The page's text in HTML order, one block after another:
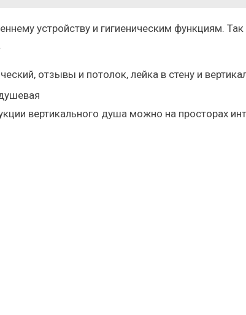
устройству и гигиеническим функциям.
вертикального душа можно на просторах